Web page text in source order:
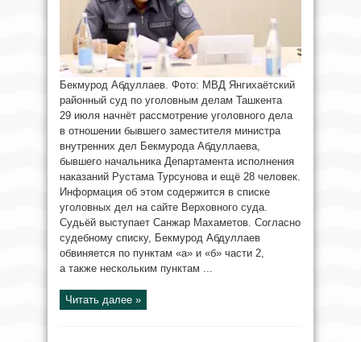
Бекмурод Абдуллаев. Фото: МВД Янгихаётский
районный суд по уголовным делам Ташкента
29 июля начнёт рассмотрение уголовного дела
в отношении бывшего заместителя министра
внутренних дел Бекмурода Абдуллаева,
бывшего начальника Департамента исполнения
наказаний Рустама Турсунова и ещё 28 человек.
Информация об этом содержится в списке
уголовных дел на сайте Верховного суда.
Судьёй выступает Санжар Махаметов. Согласно
судебному списку, Бекмурод Абдуллаев
обвиняется по пунктам «а» и «б» части 2,
а также нескольким пунктам ...
Читать далее »